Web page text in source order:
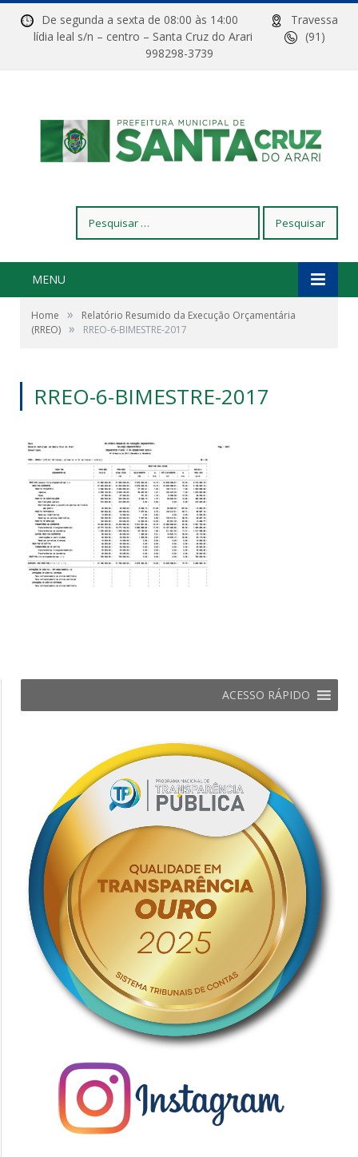
De segunda a sexta de 08:00 às 14:00
Travessa
lídia leal s/n – centro – Santa Cruz do Arari
(91)
998298-3739
por:
MENU
Home »
Relatório Resumido da Execução Orçamentária
(RREO) » RREO-6-BIMESTRE-2017
RREO-6-BIMESTRE-2017
ACESSO RÁPIDO